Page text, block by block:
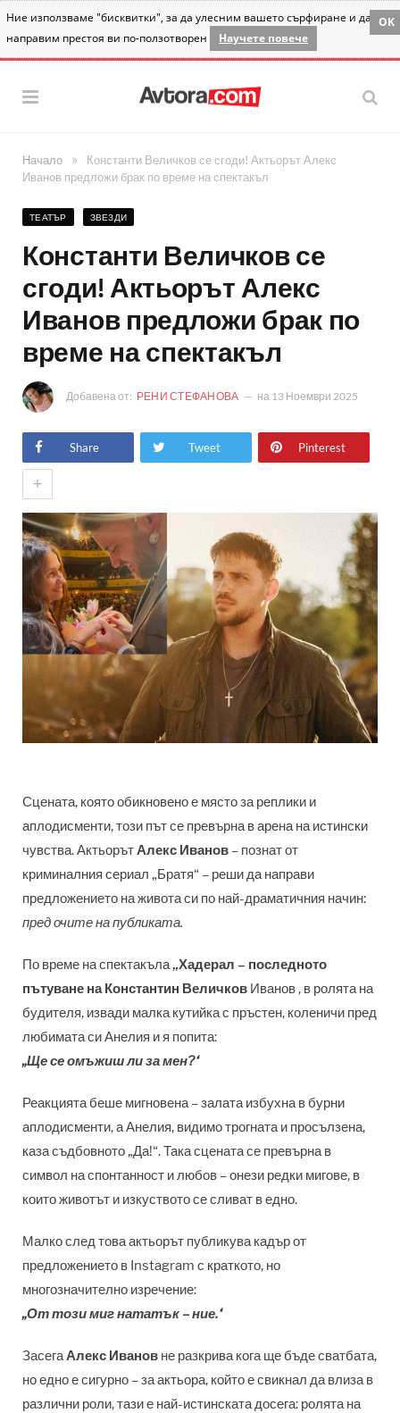
Ние използваме "бисквитки", за да улесним вашето сърфиране и да
направим престоя ви по-ползотворен
Научете повече
OK
Начало »
Константи Величков се сгоди! Актьорът Алекс
Иванов предложи брак по време на спектакъл
ТЕАТЪР ЗВЕЗДИ
Константи Величков се
сгоди! Актьорът Алекс
Иванов предложи брак по
време на спектакъл
Добавена от: РЕНИ СТЕФАНОВА на 13 Ноември 2025
Share Tweet Pinterest
+
Сцената, която обикновено е място за реплики и
аплодисменти, този път се превърна в арена на истински
чувства. АктьорътАлекс Иванов – познат от
криминалния сериал „Братя“ – реши да направи
предложението на живота си по най-драматичния начин:
пред очите на публиката.
По време на спектакъла„Хадерал – последното
пътуване на Константин Величков Иванов , в ролята на
будителя, извади малка кутийка с пръстен, коленичи пред
любимата си Анелия и я попита:
„Ще се омъжиш ли за мен?“
Реакцията беше мигновена – залата избухна в бурни
аплодисменти, а Анелия, видимо трогната и просълзена,
каза съдбовното „Да!“. Така сцената се превърна в
символ на спонтанност и любов – онези редки мигове, в
които животът и изкуството се сливат в едно.
Малко след това актьорът публикува кадър от
предложението в Instagram с краткото, но
многозначително изречение:
„От този миг нататък – ние.“
ЗасегаАлекс Иванов не разкрива кога ще бъде сватбата,
но едно е сигурно – за актьора, който е свикнал да влиза в
различни роли, тази е най-истинската досега: ролята на